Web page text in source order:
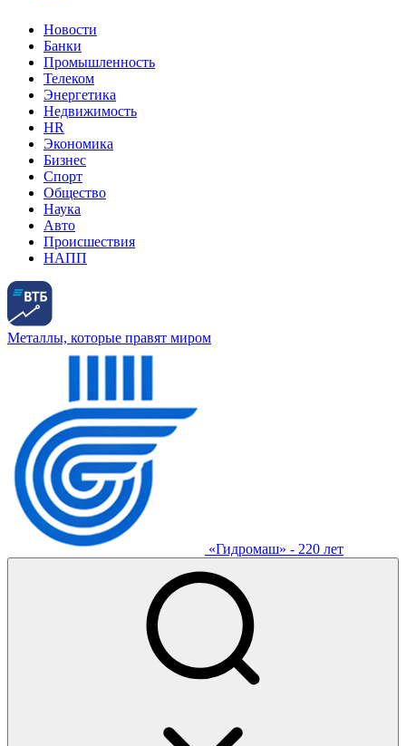
Новости
Банки
Промышленность
Телеком
Энергетика
Недвижимость
HR
Экономика
Бизнес
Спорт
Общество
Наука
Авто
Происшествия
НАПП
Металлы, которые правят миром
«Гидромаш» - 220 лет